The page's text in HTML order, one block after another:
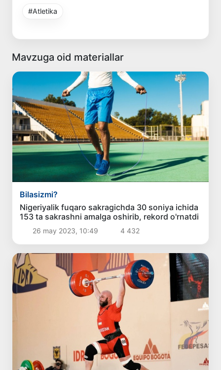
#Atletika
Mavzuga oid materiallar
Bilasizmi?
Nigeriyalik fuqaro sakragichda 30 soniya ichida
153 ta sakrashni amalga oshirib, rekord o'rnatdi
26 may 2023, 10:49 4 432